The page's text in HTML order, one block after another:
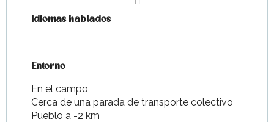
Idiomas hablados
Idiomas hablados
Entorno
Entorno
En el campo
Cerca de una parada de transporte colectivo
Pueblo a -2 km